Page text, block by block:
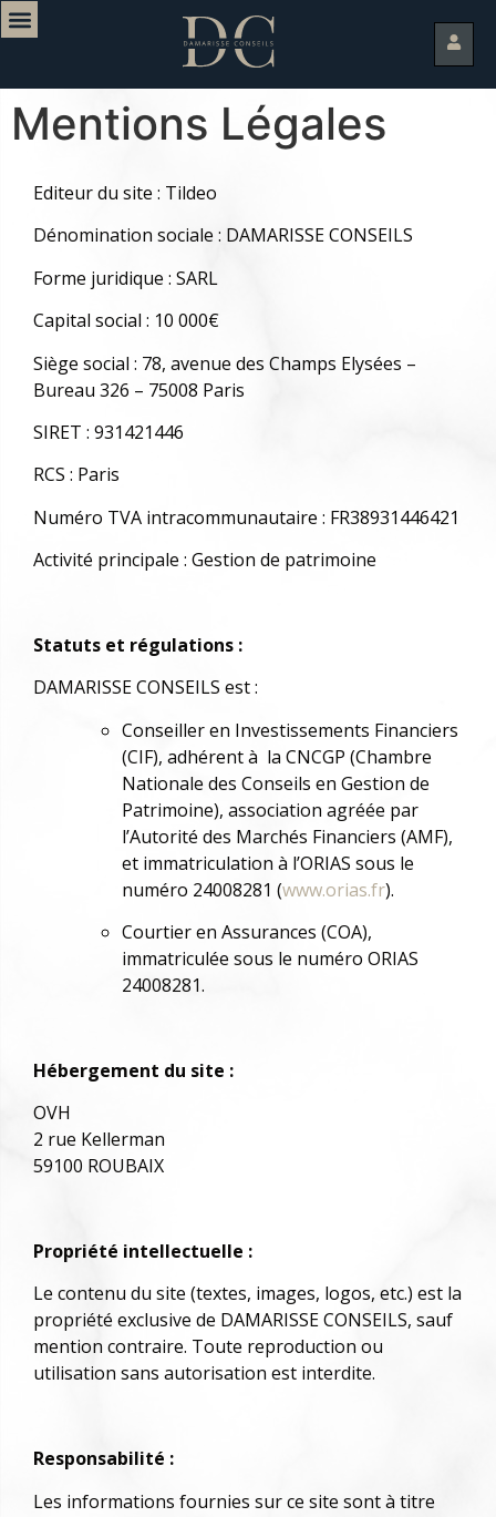
Mentions Légales
Editeur du site : Tildeo
Dénomination sociale : DAMARISSE CONSEILS
Forme juridique : SARL
Capital social : 10 000€
Siège social : 78, avenue des Champs Elysées –
Bureau 326 – 75008 Paris
SIRET : 931421446
RCS : Paris
Numéro TVA intracommunautaire : FR38931446421
Activité principale : Gestion de patrimoine
Statuts et régulations :
DAMARISSE CONSEILS est :
Conseiller en Investissements Financiers
(CIF), adhérent à la CNCGP (Chambre
Nationale des Conseils en Gestion de
Patrimoine), association agréée par
l’Autorité des Marchés Financiers (AMF),
et immatriculation à l’ORIAS sous le
numéro 24008281 (www.orias.fr).
Courtier en Assurances (COA),
immatriculée sous le numéro ORIAS
24008281.
Hébergement du site :
OVH
2 rue Kellerman
59100 ROUBAIX
Propriété intellectuelle :
Le contenu du site (textes, images, logos, etc.) est la
propriété exclusive de DAMARISSE CONSEILS, sauf
mention contraire. Toute reproduction ou
utilisation sans autorisation est interdite.
Responsabilité :
Les informations fournies sur ce site sont à titre